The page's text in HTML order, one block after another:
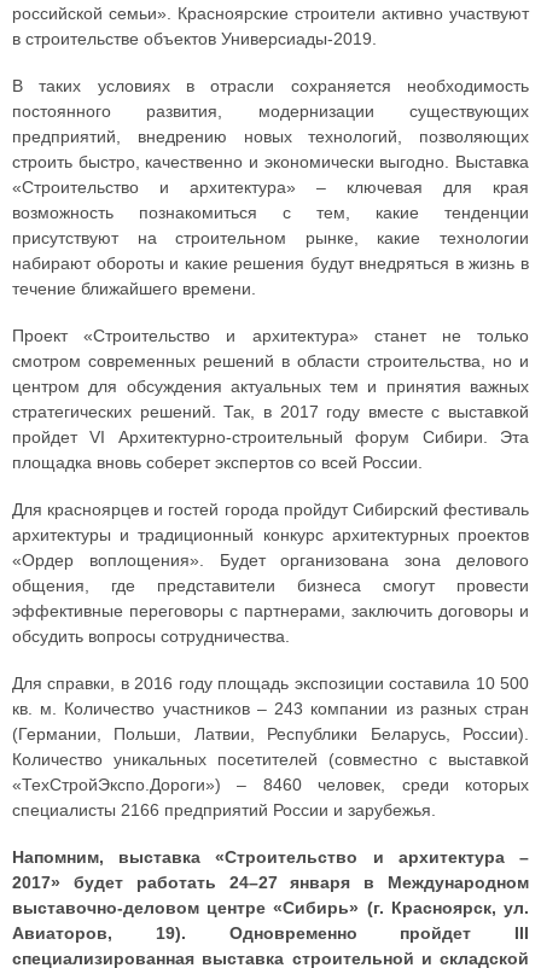
российской семьи». Красноярские строители активно участвуют
в строительстве объектов Универсиады-2019.
В таких условиях в отрасли сохраняется необходимость
постоянного развития, модернизации существующих
предприятий, внедрению новых технологий, позволяющих
строить быстро, качественно и экономически выгодно. Выставка
«Строительство и архитектура» – ключевая для края
возможность познакомиться с тем, какие тенденции
присутствуют на строительном рынке, какие технологии
набирают обороты и какие решения будут внедряться в жизнь в
течение ближайшего времени.
Проект «Строительство и архитектура» станет не только
смотром современных решений в области строительства, но и
центром для обсуждения актуальных тем и принятия важных
стратегических решений. Так, в 2017 году вместе с выставкой
пройдет VI Архитектурно-строительный форум Сибири. Эта
площадка вновь соберет экспертов со всей России.
Для красноярцев и гостей города пройдут Сибирский фестиваль
архитектуры и традиционный конкурс архитектурных проектов
«Ордер воплощения». Будет организована зона делового
общения, где представители бизнеса смогут провести
эффективные переговоры с партнерами, заключить договоры и
обсудить вопросы сотрудничества.
Для справки, в 2016 году площадь экспозиции составила 10 500
кв. м. Количество участников – 243 компании из разных стран
(Германии, Польши, Латвии, Республики Беларусь, России).
Количество уникальных посетителей (совместно с выставкой
«ТехСтройЭкспо.Дороги») – 8460 человек, среди которых
специалисты 2166 предприятий России и зарубежья.
Напомним, выставка «Строительство и архитектура –
2017» будет работать 24–27 января в Международном
выставочно-деловом центре «Сибирь» (г. Красноярск, ул.
Авиаторов, 19). Одновременно пройдет III
специализированная выставка строительной и складской